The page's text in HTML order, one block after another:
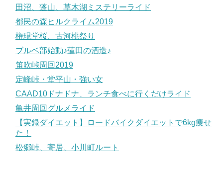
田沼、蓬山、草木湖ミステリーライド
都民の森ヒルクライム2019
権現堂桜、古河桃祭り
ブルベ部始動♪蓮田の酒造♪
笛吹峠周回2019
定峰峠・堂平山・強い女
CAAD10ドナドナ、ランチ食べに行くだけライド
亀井周回グルメライド
【実録ダイエット】ロードバイクダイエットで6kg痩せ
た！
松郷峠、寄居、小川町ルート